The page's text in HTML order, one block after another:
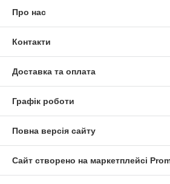
Про нас
Контакти
Доставка та оплата
Графік роботи
Повна версія сайту
Сайт створено на маркетплейсі